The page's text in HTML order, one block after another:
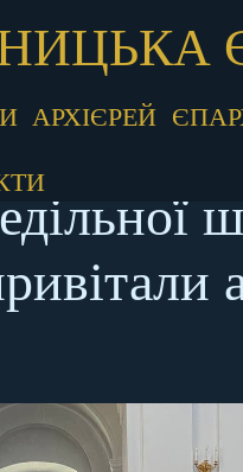
АРХІЄРЕЙ